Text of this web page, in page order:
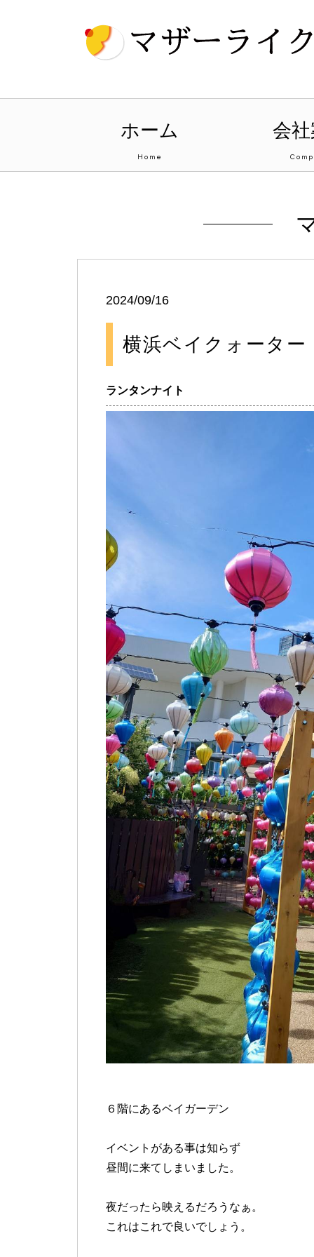
ホーム
Home
会
2024/09/16
横浜ベイクォーター
ランタンナイト
６階にあるベイガーデン
イベントがある事は知らず
昼間に来てしまいました。
夜だったら映えるだろうなぁ。
これはこれで良いでしょう。